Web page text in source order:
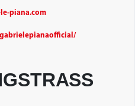
piana.com